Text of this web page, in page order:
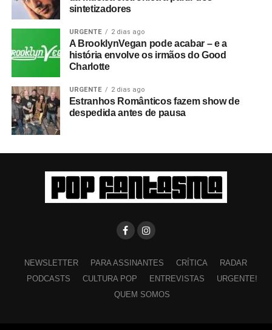
sintetizadores
URGENTE 2 dias ago
A BrooklynVegan pode acabar – e a
história envolve os irmãos do Good
Charlotte
URGENTE 2 dias ago
Estranhos Românticos fazem show de
despedida antes de pausa
NEWSLETTER PARA ASSINANTES CRÍTICA
RADAR
PODCASTS
CULTURA POP ENTREVISTAS
URGENTE!
QUEM SOMOS